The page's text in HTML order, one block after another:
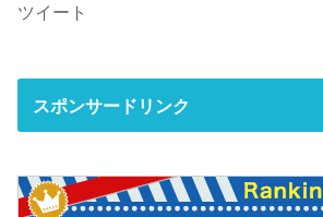
ツイート
スポンサードリンク